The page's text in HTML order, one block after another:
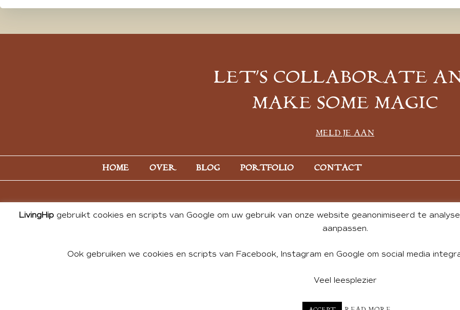
LET’S COLLABORATE
MAKE SOME MAGIC
MELD JE AAN
HOME OVER BLOG PORTFOLIO CONTACT
© 2026 ALL PHOTOS & CONTENT BY ANDREA DE GROOT. WEBSITE DESIGN BY
LivingHip gebruikt cookies en scripts van Google om uw gebruik van onze website geanonimiseerd te
aanpassen.
Ook gebruiken we cookies en scripts van Facebook, Instagram en Google om social media
Veel leesplezier